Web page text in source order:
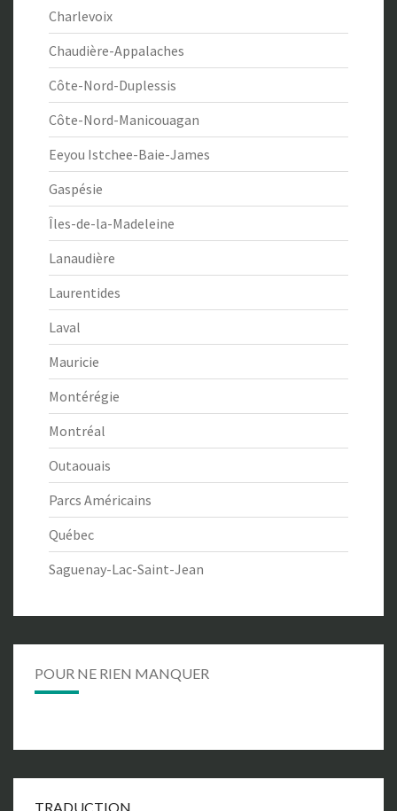
Charlevoix
Chaudière-Appalaches
Côte-Nord-Duplessis
Côte-Nord-Manicouagan
Eeyou Istchee-Baie-James
Gaspésie
Îles-de-la-Madeleine
Lanaudière
Laurentides
Laval
Mauricie
Montérégie
Montréal
Outaouais
Parcs Américains
Québec
Saguenay-Lac-Saint-Jean
POUR NE RIEN MANQUER
TRADUCTION